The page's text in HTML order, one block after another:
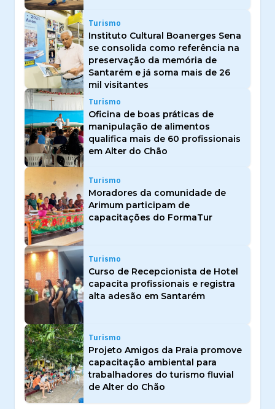
Turismo
Instituto Cultural Boanerges Sena
se consolida como referência na
preservação da memória de
Santarém e já soma mais de 26
mil visitantes
Turismo
Oficina de boas práticas de
manipulação de alimentos
qualifica mais de 60 profissionais
em Alter do Chão
Turismo
Moradores da comunidade de
Arimum participam de
capacitações do FormaTur
Turismo
Curso de Recepcionista de Hotel
capacita profissionais e registra
alta adesão em Santarém
Turismo
Projeto Amigos da Praia promove
capacitação ambiental para
trabalhadores do turismo fluvial
de Alter do Chão